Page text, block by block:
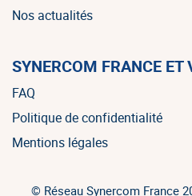
Nos actualités
SYNERCOM FRANCE ET
FAQ
Politique de confidentialité
Mentions légales
© Réseau Synercom France